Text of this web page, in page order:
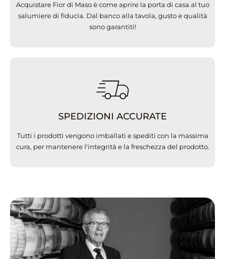
Acquistare Fior di Maso è come aprire la porta di casa al tuo
salumiere di fiducia. Dal banco alla tavola, gusto e qualità
sono garantiti!
SPEDIZIONI ACCURATE
Tutti i prodotti vengono imballati e spediti con la massima
cura, per mantenere l'integrità e la freschezza del prodotto.